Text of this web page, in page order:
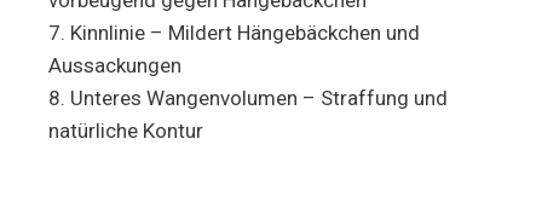
7. Kinnlinie – Mildert Hängebäckchen und
Aussackungen
8. Unteres Wangenvolumen – Straffung und
natürliche Kontur